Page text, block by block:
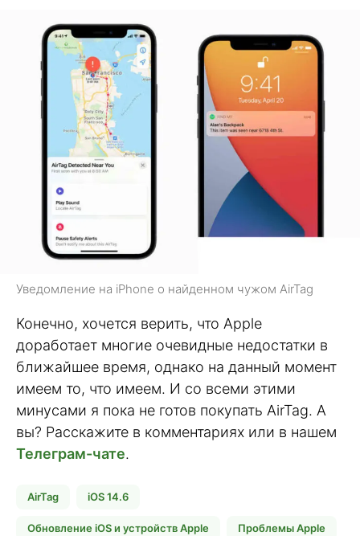
Уведомление на iPhone о найденном чужом AirTag
Конечно, хочется верить, что Apple
доработает многие очевидные недостатки в
ближайшее время, однако на данный момент
имеем то, что имеем. И со всеми этими
минусами я пока не готов покупать AirTag. А
вы? Расскажите в комментариях или в нашем
Телеграм-чате.
AirTag iOS 14.6
Обновление iOS и устройств Apple Проблемы Apple